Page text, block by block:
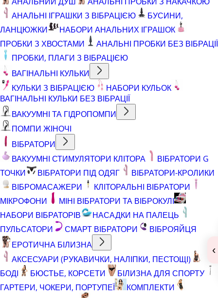
АНАЛЬНІ ІГРАШКИ З ВІБРАЦІЄЮ
БУСИНИ,
ЛАНЦЮЖКИ
НАБОРИ АНАЛЬНИХ ІГРАШОК
ПРОБКИ З ХВОСТАМИ
АНАЛЬНІ ПРОБКИ БЕЗ ВІБРАЦІЇ
ПРОБКИ, ПЛАГИ З ВІБРАЦІЄЮ
ВАГІНАЛЬНІ КУЛЬКИ
КУЛЬКИ З ВІБРАЦІЄЮ
НАБОРИ КУЛЬОК
ВАГІНАЛЬНІ КУЛЬКИ БЕЗ ВІБРАЦІЇ
ВАКУУМНІ ТА ГІДРОПОМПИ
ПОМПИ ЖІНОЧІ
ВІБРАТОРИ
ВАКУУМНІ СТИМУЛЯТОРИ КЛІТОРА
ВІБРАТОРИ G
ТОЧКИ
ВІБРАТОРИ ПІД ОДЯГ
ВІБРАТОРИ-КРОЛИКИ
ВІБРОМАСАЖЕРИ
КЛІТОРАЛЬНІ ВІБРАТОРИ
МІКРОФОНИ
МІНІ ВІБРАТОРИ ТА ВІБРОКУЛІ
НАБОРИ ВІБРАТОРІВ
НАСАДКИ НА ПАЛЕЦЬ
ПУЛЬСАТОРИ
СМАРТ ВІБРАТОРИ
ВІБРОЯЙЦЯ
ЕРОТИЧНА БІЛИЗНА
АКСЕСУАРИ (РУКАВИЧКИ, НАЛІПКИ, ПЕСТОЩІ)
БОДІ
БЮСТЬЕ, КОРСЕТИ
БІЛИЗНА ДЛЯ СПОРТУ
ГАРТЕРИ, ЧОКЕРИ, ПОРТУПЕЇ
КОМПЛЕКТИ
‹